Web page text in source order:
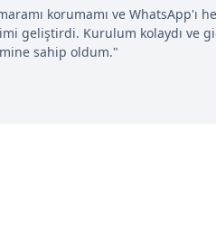
korumamı ve WhatsApp'ı
geliştirdi. Kurulum kolaydı ve
sahip oldum."